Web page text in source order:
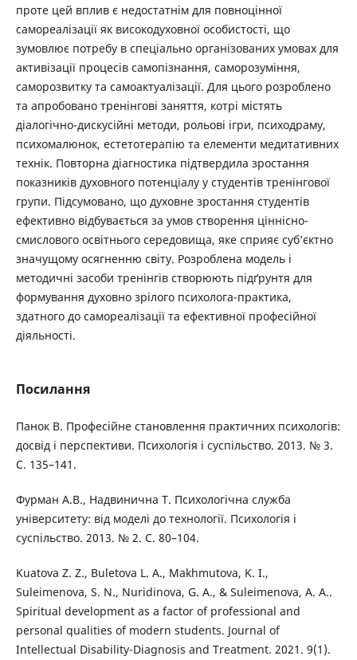
проте цей вплив є недостатнім для повноцінної
самореалізації як високодуховної особистості, що
зумовлює потребу в спеціально організованих умовах для
активізації процесів самопізнання, саморозуміння,
саморозвитку та самоактуалізації. Для цього розроблено
та апробовано тренінгові заняття, котрі містять
діалогічно-дискусійні методи, рольові ігри, психодраму,
психомалюнок, естетотерапію та елементи медитативних
технік. Повторна діагностика підтвердила зростання
показників духовного потенціалу у студентів тренінгової
групи. Підсумовано, що духовне зростання студентів
ефективно відбувається за умов створення ціннісно-
смислового освітнього середовища, яке сприяє суб’єктно
значущому осягненню світу. Розроблена модель і
методичні засоби тренінгів створюють підґрунтя для
формування духовно зрілого психолога-практика,
здатного до самореалізації та ефективної професійної
діяльності.
Посилання
Панок В. Професійне становлення практичних психологів:
досвід і перспективи. Психологія і суспільство. 2013. № 3.
С. 135–141.
Фурман А.В., Надвинична Т. Психологічна служба
університету: від моделі до технології. Психологія і
суспільство. 2013. № 2. С. 80–104.
Kuatova Z. Z., Buletova L. A., Makhmutova, K. I.,
Suleimenova, S. N., Nuridinova, G. A., & Suleimenova, A. A..
Spiritual development as a factor of professional and
personal qualities of modern students. Journal of
Intellectual Disability-Diagnosis and Treatment. 2021. 9(1).